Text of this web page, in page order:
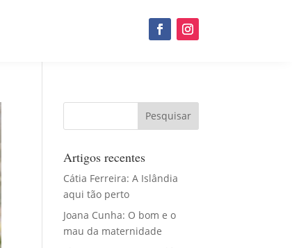
Artigos recentes
Cátia Ferreira: A Islândia
aqui tão perto
Joana Cunha: O bom e o
mau da maternidade